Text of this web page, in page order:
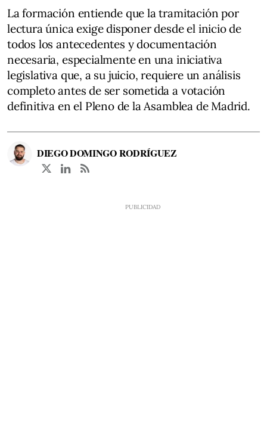
La formación entiende que la tramitación por
lectura única exige disponer desde el inicio de
todos los antecedentes y documentación
necesaria, especialmente en una iniciativa
legislativa que, a su juicio, requiere un análisis
completo antes de ser sometida a votación
definitiva en el Pleno de la Asamblea de Madrid.
DIEGO DOMINGO RODRÍGUEZ